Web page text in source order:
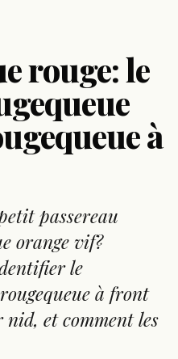
rouge: le
à
passereau
orange vif?
le
à front
et comment les